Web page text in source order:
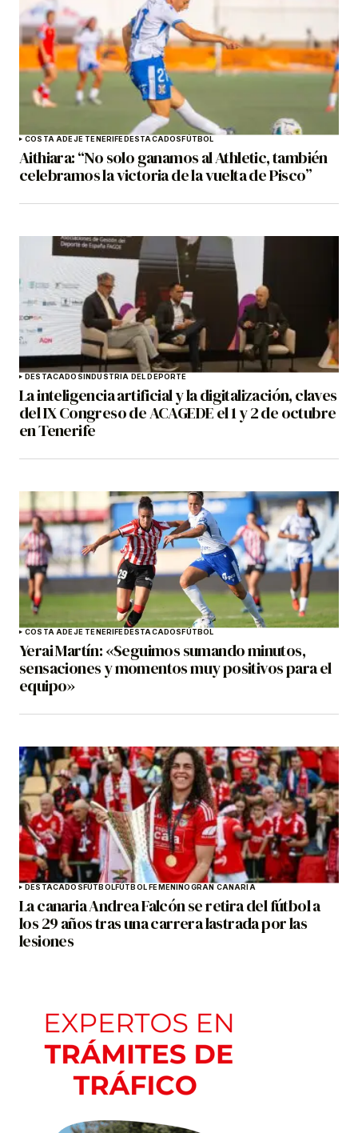
COSTA ADEJE TENERIFEDESTACADOSFÚTBOL
Aithiara: “No solo ganamos al Athletic, también
celebramos la victoria de la vuelta de Pisco”
DESTACADOSINDUSTRIA DEL DEPORTE
La inteligencia artificial y la digitalización, claves
del IX Congreso de ACAGEDE el 1 y 2 de octubre
en Tenerife
COSTA ADEJE TENERIFEDESTACADOSFÚTBOL
Yerai Martín: «Seguimos sumando minutos,
sensaciones y momentos muy positivos para el
equipo»
DESTACADOSFÚTBOLFÚTBOL FEMENINOGRAN CANARIA
La canaria Andrea Falcón se retira del fútbol a
los 29 años tras una carrera lastrada por las
lesiones